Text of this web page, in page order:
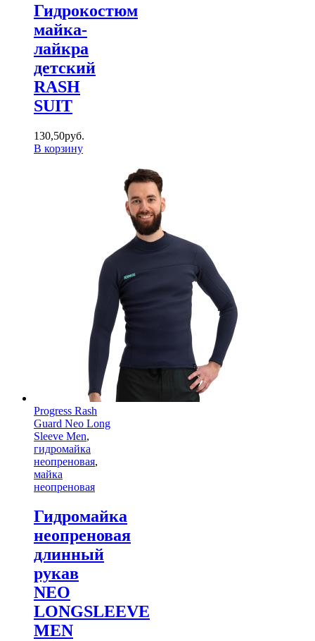
Гидрокостюм
майка-
лайкра
детский
RASH
SUIT
130,50руб.
В корзину
Progress Rash
Guard Neo Long
Sleeve Men,
гидромайка
неопреновая,
майка
неопреновая
Гидромайка
неопреновая
длинный
рукав
NEO
LONGSLEEVE
MEN